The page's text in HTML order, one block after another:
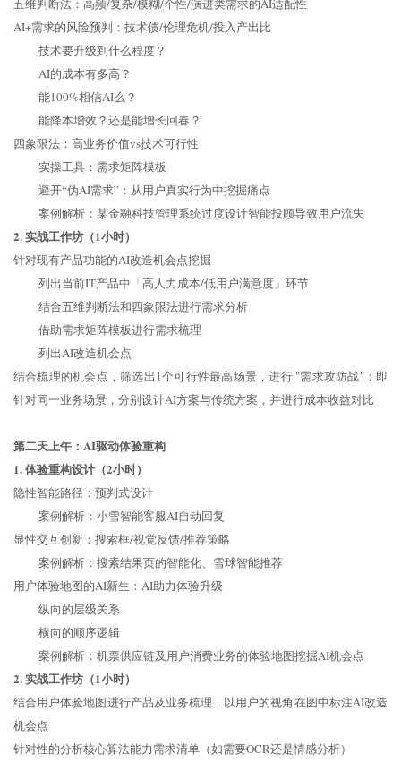
AI+需求的风险预判：技术债/伦理危机/投入产出比
技术要升级到什么程度？
AI的成本有多高？
能100%相信AI么？
能降本增效？还是能增长回春？
四象限法：高业务价值vs技术可行性
实操工具：需求矩阵模板
避开“伪AI需求”：从用户真实行为中挖掘痛点
案例解析：某金融科技管理系统过度设计智能投顾导致用户流失
2. 实战工作坊（1小时）
针对现有产品功能的AI改造机会点挖掘
列出当前IT产品中「高人力成本/低用户满意度」环节
结合五维判断法和四象限法进行需求分析
借助需求矩阵模板进行需求梳理
列出AI改造机会点
结合梳理的机会点，筛选出1个可行性最高场景，进行 "需求攻防战"：即
针对同一业务场景，分别设计AI方案与传统方案，并进行成本收益对比
第二天上午：AI驱动体验重构
1. 体验重构设计（2小时）
隐性智能路径：预判式设计
案例解析：小雪智能客服AI自动回复
显性交互创新：搜索框/视觉反馈/推荐策略
案例解析：搜索结果页的智能化、雪球智能推荐
用户体验地图的AI新生：AI助力体验升级
纵向的层级关系
横向的顺序逻辑
案例解析：机票供应链及用户消费业务的体验地图挖掘AI机会点
2. 实战工作坊（1小时）
结合用户体验地图进行产品及业务梳理，以用户的视角在图中标注AI改造
机会点
针对性的分析核心算法能力需求清单（如需要OCR还是情感分析）